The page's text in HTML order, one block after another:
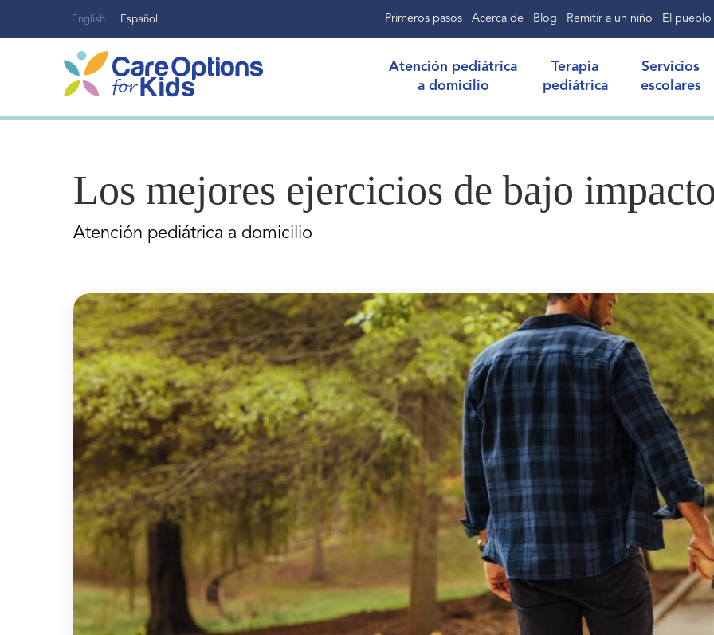
English Español Primeros pasos Acerca de Blog Remitir a un niño El pueblo
Atención pediátrica
a domicilio
Terapia
pediátrica
Servicios
escolares
Los mejores ejercicios de bajo
Atención pediátrica a domicilio